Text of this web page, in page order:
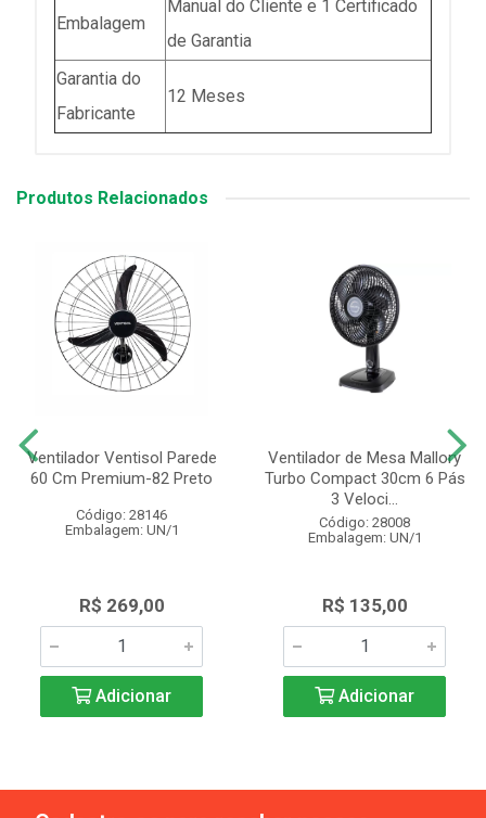
Embalagem
Manual do Cliente e 1 Certificado
de Garantia
Garantia do
Fabricante
12 Meses
Produtos Relacionados
Ventilador Ventisol Parede
60 Cm Premium-82 Preto
Código: 28146
Embalagem: UN/1
R$ 269,00
Adicionar
Ventilador de Mesa Mallory
Turbo Compact 30cm 6 Pás
3 Veloci...
Código: 28008
Embalagem: UN/1
R$ 135,00
Adicionar